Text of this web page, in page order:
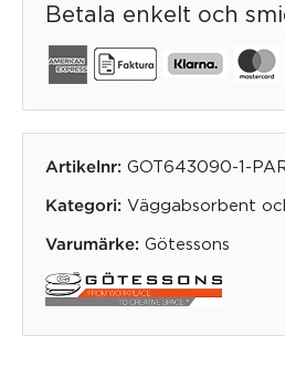
Betala enkelt och
Artikelnr: GOT643090-1-
Kategori: Väggabsorbent
Varumärke: Götessons